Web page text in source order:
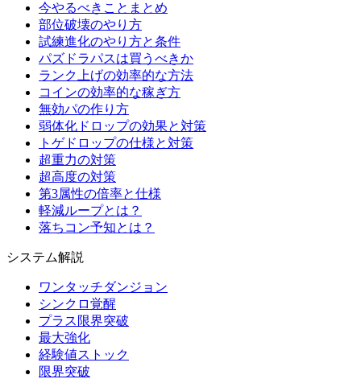
今やるべきことまとめ
部位破壊のやり方
試練進化のやり方と条件
パズドラパスは買うべきか
ランク上げの効率的な方法
コインの効率的な稼ぎ方
無効パの作り方
弱体化ドロップの効果と対策
トゲドロップの仕様と対策
超重力の対策
超高度の対策
第3属性の倍率と仕様
軽減ループとは？
落ちコン予知とは？
システム解説
ワンタッチダンジョン
シンクロ覚醒
プラス限界突破
最大強化
経験値ストック
限界突破